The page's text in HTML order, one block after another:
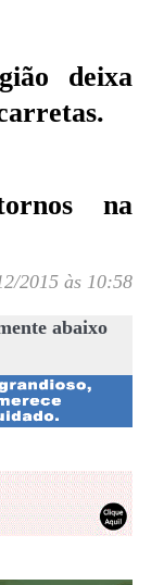
deixa
na
2015 às 10:58
abaixo